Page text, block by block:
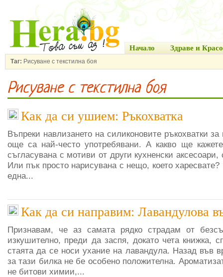
Начало Здраве и
Таг: Рисуване с текстилна боя
Рисуване с текстилна боя
Как да си ушием: Ръкохватка
Въпреки навлизането на силиконовите ръкохватки
още са най-често употребявани. А какво ще
съгласувана с мотиви от други кухненски аксесоари,
Или пък просто нарисувана с нещо, което
една...
Как да си направим: Лавандулова
Признавам, че аз самата рядко страдам от
изкушително, преди да заспя, докато чета книжка,
стаята да се носи ухание на лавандула. Назад във
за тази билка не бе особено положителна.
не битови химии,...